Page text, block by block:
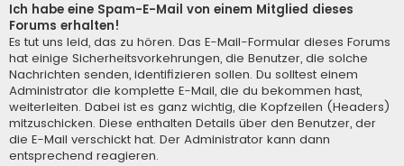
Ich habe eine Spam-E-Mail von einem Mitglied dieses
Forums erhalten!
Es tut uns leid, das zu hören. Das E-Mail-Formular dieses Forums
hat einige Sicherheitsvorkehrungen, die Benutzer, die solche
Nachrichten senden, identifizieren sollen. Du solltest einem
Administrator die komplette E-Mail, die du bekommen hast,
weiterleiten. Dabei ist es ganz wichtig, die Kopfzeilen (Headers)
mitzuschicken. Diese enthalten Details über den Benutzer, der
die E-Mail verschickt hat. Der Administrator kann dann
entsprechend reagieren.